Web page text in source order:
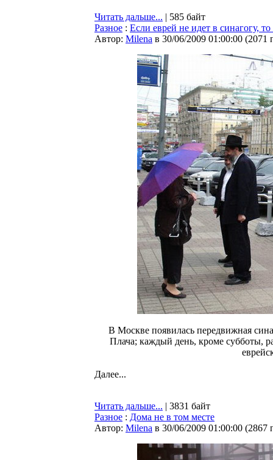
Читать дальше... | 585 байт
Разное : Если еврей не идет в синагогу,
Автор: Milena в 30/06/2009 01:00:00 (2071
В Москве появилась передвижная
Плача; каждый день, кроме субботы,
Далее...
Читать дальше... | 3831 байт
Разное : Дома не в том месте
Автор: Milena в 30/06/2009 01:00:00 (2867